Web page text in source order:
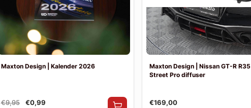
Maxton Design | Kalender 2026
€9,95 €0,99
Maxton Design | Nissan GT-R
Street Pro diffuser
€169,00